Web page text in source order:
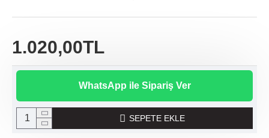
1.020,00TL
WhatsApp ile Sipariş Ver
SEPETE EKLE